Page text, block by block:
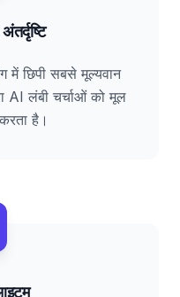
में छिपी सबसे मूल्यवान
AI लंबी चर्चाओं को मूल
है।